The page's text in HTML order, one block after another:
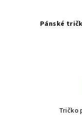
Pánské
Tričko